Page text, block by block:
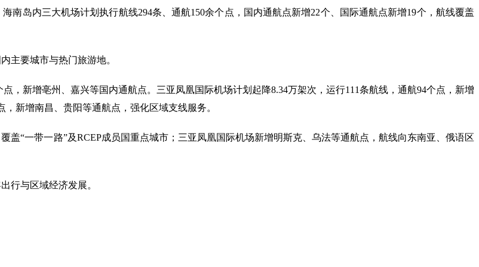
南岛内三大机场计划执行航线294条、通航150余个点，国内通航点新增22个、国际通航点新增19个，航线覆盖
主要城市与热门旅游地。
新增亳州、嘉兴等国内通航点。三亚凤凰国际机场计划起降8.34万架次，运行111条航线，通航94个点，新增
新增南昌、贵阳等通航点，强化区域支线服务。
“一带一路”及RCEP成员国重点城市；三亚凤凰国际机场新增明斯克、乌法等通航点，航线向东南亚、俄语区
行与区域经济发展。